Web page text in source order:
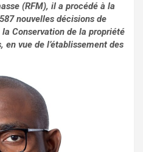
(RFM), il a procédé à la
nouvelles décisions de
Conservation de la propriété
vue de l’établissement des